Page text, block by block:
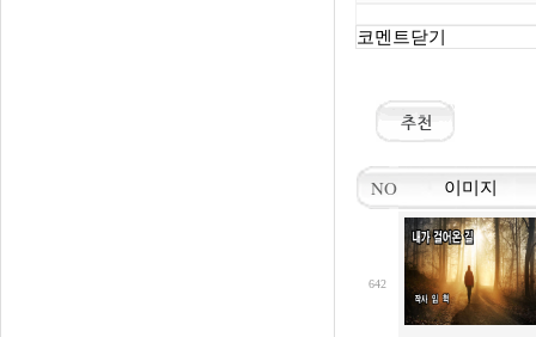
코멘트닫기
NO 이미지
642